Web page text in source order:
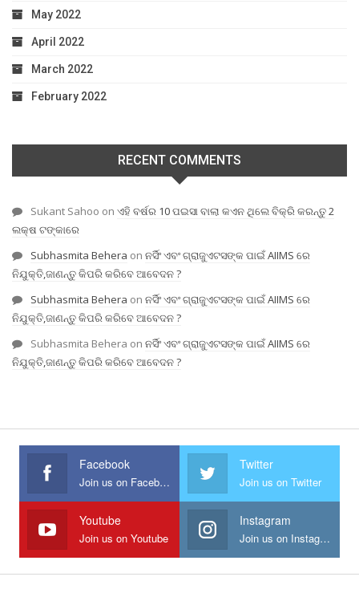
May 2022
April 2022
March 2022
February 2022
RECENT COMMENTS
Sukant Sahoo on ଏହି ବର୍ଷର 10 ପଇସା ବାଲା କଏନ ଥିଲେ ବିକ୍ରି କରନ୍ତୁ 2
ଲକ୍ଷ ଟଙ୍କାରେ
Subhasmita Behera on ନର୍ସିଂ ଏବଂ ଗ୍ରାଜୁଏଟସଙ୍କ ପାଇଁ AIIMS ରେ
ନିଯୁକ୍ତି,ଜାଣନ୍ତୁ କିପରି କରିବେ ଆବେଦନ ?
Subhasmita Behera on ନର୍ସିଂ ଏବଂ ଗ୍ରାଜୁଏଟସଙ୍କ ପାଇଁ AIIMS ରେ
ନିଯୁକ୍ତି,ଜାଣନ୍ତୁ କିପରି କରିବେ ଆବେଦନ ?
Subhasmita Behera on ନର୍ସିଂ ଏବଂ ଗ୍ରାଜୁଏଟସଙ୍କ ପାଇଁ AIIMS ରେ
ନିଯୁକ୍ତି,ଜାଣନ୍ତୁ କିପରି କରିବେ ଆବେଦନ ?
Facebook
Join us on Facebook
Twitter
Join us on Twitter
Youtube
Join us on Youtube
Instagram
Join us on Instagram